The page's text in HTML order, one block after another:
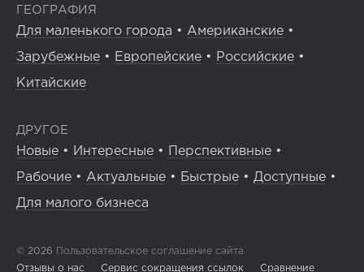
ГЕОГРАФИЯ
Для маленького города • Американские •
Зарубежные • Европейские • Российские •
Китайские
ДРУГОЕ
Новые • Интересные • Перспективные •
Рабочие • Актуальные • Быстрые • Доступные •
Для малого бизнеса
© 2026 Пользовательское соглашение сайта
Отзывы о нас
Сервис сокращения ссылок Сравнение